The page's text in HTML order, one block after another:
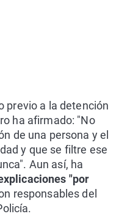
previo a la detención
ha afirmado: "No
de una persona y el
y que se filtre ese
Aun así, ha
"por
responsables del